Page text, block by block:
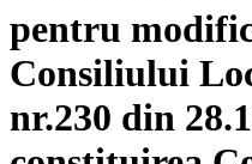
pentru
Consiliului
nr.230 din